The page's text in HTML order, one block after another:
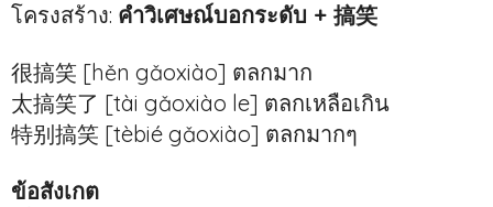
โครงสร้าง: คำวิเศษณ์บอกระดับ + 搞笑
很搞笑 [hěn gǎoxiào] ตลกมาก
太搞笑了 [tài gǎoxiào le] ตลกเหลือเกิน
特别搞笑 [tèbié gǎoxiào] ตลกมากๆ
ข้อสังเกต